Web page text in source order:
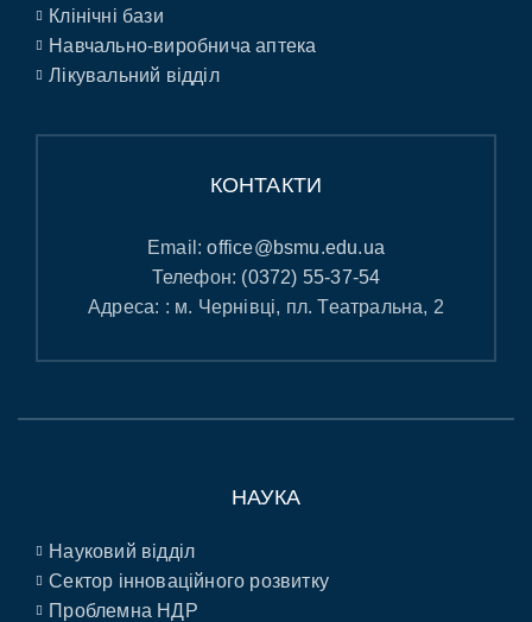
Клінічні бази
Навчально-виробнича аптека
Лікувальний відділ
КОНТАКТИ
Email:office@bsmu.edu.ua
Телефон: (0372) 55-37-54
Адреса: : м. Чернівці, пл. Театральна, 2
НАУКА
Науковий відділ
Сектор інноваційного розвитку
Проблемна НДР